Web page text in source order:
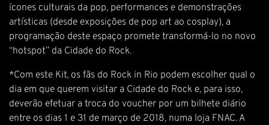
ícones culturais da pop, performances e demonstrações
artísticas (desde exposições de pop art ao cosplay), a
programação deste espaço promete transformá-lo no novo
“hotspot” da Cidade do Rock.
*Com este Kit, os fãs do Rock in Rio podem escolher qual o
dia em que querem visitar a Cidade do Rock e, para isso,
deverão efetuar a troca do voucher por um bilhete diário
entre os dias 1 e 31 de março de 2018, numa loja FNAC. A